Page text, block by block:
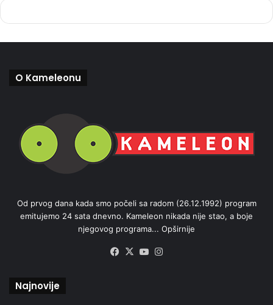
O Kameleonu
Od prvog dana kada smo počeli sa radom (26.12.1992) program
emitujemo 24 sata dnevno. Kameleon nikada nije stao, a boje
njegovog programa... Opširnije
Facebook
X YouTube
Najnovije